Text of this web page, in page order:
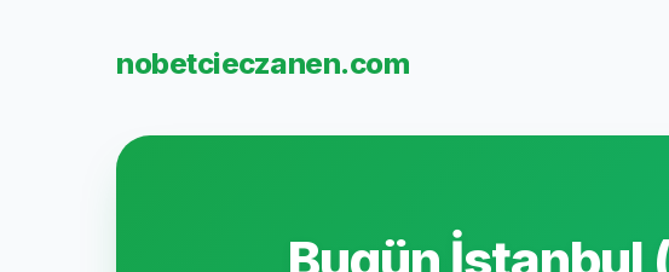
nobetcieczanen.com
Bugün İstanbul